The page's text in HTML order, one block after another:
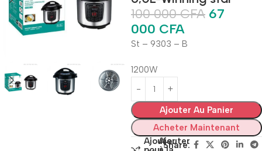
100 000CFA 67
000 CFA
St – 9303 – B
1200W
Ajouter Au Panier
Acheter Maintenant
Ajouter
Ajouter
Share: